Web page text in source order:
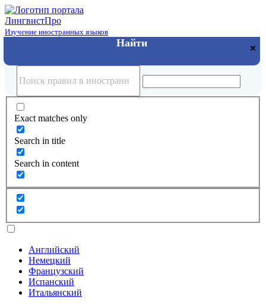
ЛингвистПро
Изучение иностранных языков
Exact matches only
Search in title
Search in content
Английский
Немецкий
Французский
Испанский
Итальянский